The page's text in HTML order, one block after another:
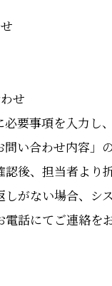
せ
要事項を入力し
い合わせ内容」
後、担当者より
がない場合、シ
話にてご連絡を